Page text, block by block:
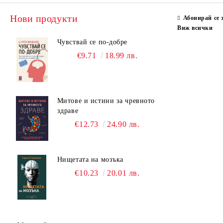
Нови продукти
Чувствай се по-добре
€9.71 18.99 лв.
Митове и истини за чревното
здраве
€12.73 24.90 лв.
Нищетата на мозъка
€10.23 20.01 лв.
Абонирай се
Виж всички